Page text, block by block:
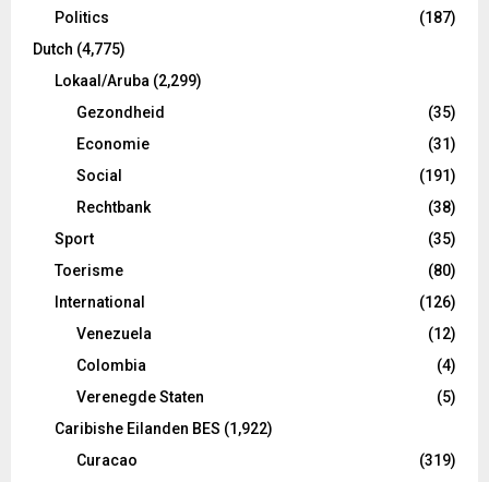
Politics
(187)
Dutch (4,775)
Lokaal/Aruba (2,299)
Gezondheid
(35)
Economie
(31)
Social
(191)
Rechtbank
(38)
Sport
(35)
Toerisme
(80)
International
(126)
Venezuela
(12)
Colombia
(4)
Verenegde Staten
(5)
Caribishe Eilanden BES (1,922)
Curacao
(319)